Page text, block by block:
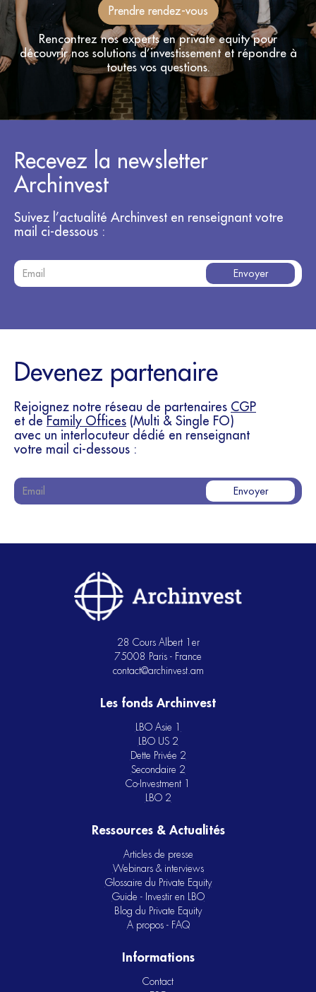
Prendre rendez-vous
Rencontrez nos experts en private equity pour
découvrir nos solutions d’investissement et répondre à
toutes vos questions.
Recevez la newsletter
Archinvest
Suivez l’actualité Archinvest en renseignant votre
mail ci-dessous :
Devenez partenaire
Rejoignez notre réseau de partenaires CGP
et de Family Offices (Multi & Single FO)
avec un interlocuteur dédié en renseignant
votre mail ci-dessous :
28 Cours Albert 1er
75008 Paris - France
contact@archinvest.am
Les fonds Archinvest
LBO Asie 1
LBO US 2
Dette Privée 2
Secondaire 2
Co-Investment 1
LBO 2
Ressources & Actualités
Articles de presse
Webinars & interviews
Glossaire du Private Equity
Guide - Investir en LBO
Blog du Private Equity
A propos - FAQ
Informations
Contact